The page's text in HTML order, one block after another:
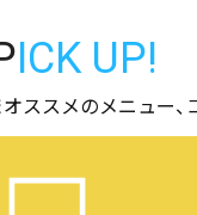
PICK UP!
ススメのメニュー、